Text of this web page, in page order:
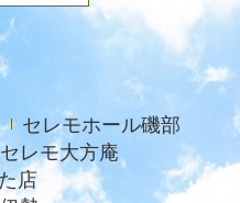
セレモホール磯部
セレモ大方庵
店